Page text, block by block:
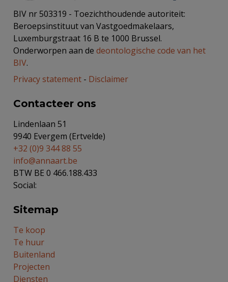
BIV nr 503319 - Toezichthoudende autoriteit:
Beroepsinstituut van Vastgoedmakelaars,
Luxemburgstraat 16 B te 1000 Brussel.
Onderworpen aan de deontologische code van het
BIV.
Privacy statement - Disclaimer
Contacteer ons
Lindenlaan 51
9940 Evergem (Ertvelde)
+32 (0)9 344 88 55
info@annaart.be
BTW BE 0 466.188.433
Social:
Sitemap
Te koop
Te huur
Buitenland
Projecten
Diensten